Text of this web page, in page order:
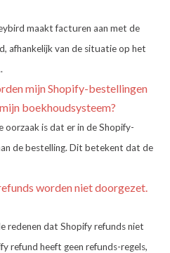
maakt facturen aan met de
afhankelijk van de situatie op het
mijn Shopify-bestellingen
boekhoudsysteem?
oorzaak is dat er in de Shopify-
de bestelling. Dit betekent dat de
worden niet doorgezet.
redenen dat Shopify refunds niet
refund heeft geen refunds-regels,